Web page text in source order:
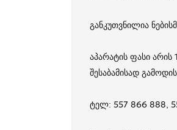
განკუთვნილია
აპარატის ფასი
შესაბამისად
ტელ: 557 866 888,